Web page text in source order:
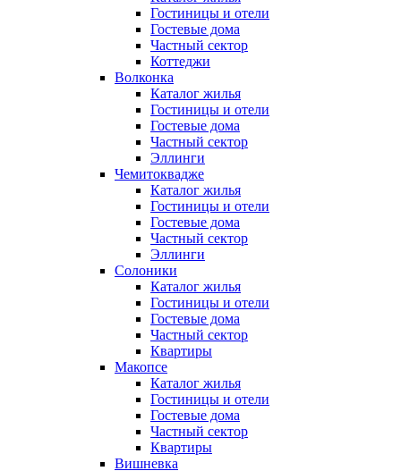
Гостиницы и отели
Гостевые дома
Частный сектор
Коттеджи
Волконка
Каталог жилья
Гостиницы и отели
Гостевые дома
Частный сектор
Эллинги
Чемитоквадже
Каталог жилья
Гостиницы и отели
Гостевые дома
Частный сектор
Эллинги
Солоники
Каталог жилья
Гостиницы и отели
Гостевые дома
Частный сектор
Квартиры
Макопсе
Каталог жилья
Гостиницы и отели
Гостевые дома
Частный сектор
Квартиры
Вишневка